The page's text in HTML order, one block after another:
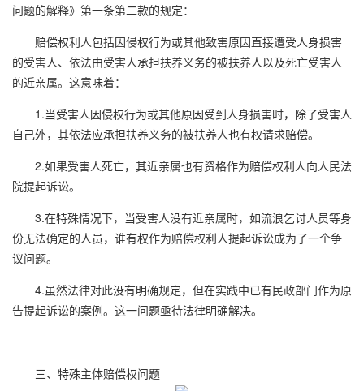
问题的解释》第一条第二款的规定：
赔偿权利人包括因侵权行为或其他致害原因直接遭受人身损害
的受害人、依法由受害人承担扶养义务的被扶养人以及死亡受害人
的近亲属。这意味着：
1.当受害人因侵权行为或其他原因受到人身损害时，除了受害人
自己外，其依法应承担扶养义务的被扶养人也有权请求赔偿。
2.如果受害人死亡，其近亲属也有资格作为赔偿权利人向人民法
院提起诉讼。
3.在特殊情况下，当受害人没有近亲属时，如流浪乞讨人员等身
份无法确定的人员，谁有权作为赔偿权利人提起诉讼成为了一个争
议问题。
4.虽然法律对此没有明确规定，但在实践中已有民政部门作为原
告提起诉讼的案例。这一问题亟待法律明确解决。
三、特殊主体赔偿权问题